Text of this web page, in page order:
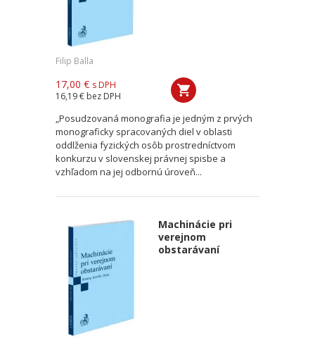
Filip Balla
17,00 € s DPH
16,19 € bez DPH
„Posudzovaná monografia je jedným z prvých
monograficky spracovaných diel v oblasti
oddlženia fyzických osôb prostredníctvom
konkurzu v slovenskej právnej spisbe a
vzhľadom na jej odbornú úroveň...
Machinácie pri
verejnom
obstarávaní